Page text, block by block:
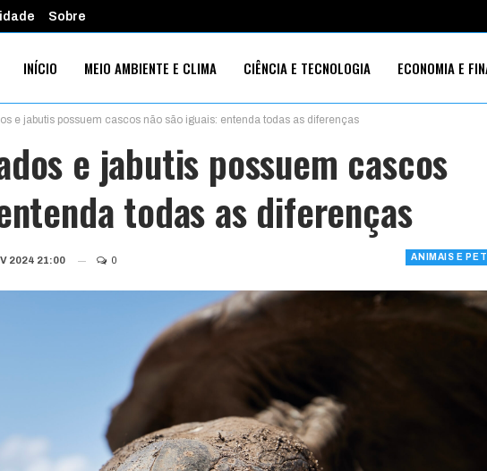
Sobre
INÍCIO MEIO AMBIENTE E CLIMA CIÊNCIA E TECNOLOGIA ECONOMIA E
e jabutis possuem cascos não são iguais: entenda todas as diferenças
e jabutis possuem cascos
todas as diferenças
ANIMAIS E
2024 21:00 0